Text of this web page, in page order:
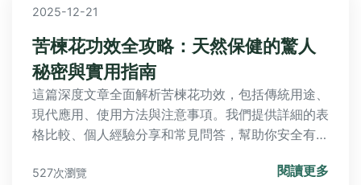
2025-12-21
苦楝花功效全攻略：天然保健的驚人
秘密與實用指南
這篇深度文章全面解析苦楝花功效，包括傳統用途、
現代應用、使用方法與注意事項。我們提供詳細的表
格比較、個人經驗分享和常見問答，幫助你安全有效
有實用資訊，解決你的疑惑。
527次瀏覽 閱讀更多